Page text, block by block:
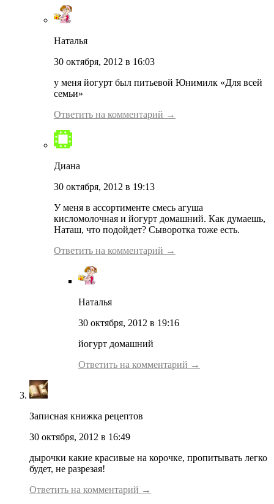
Наталья
30 октября, 2012 в 16:03
у меня йогурт был питьевой Юнимилк «Для всей
семьи»
Ответить на комментарий →
Диана
30 октября, 2012 в 19:13
У меня в ассортименте смесь агуша
кисломолочная и йогурт домашний. Как думаешь,
Наташ, что подойдет? Сыворотка тоже есть.
Ответить на комментарий →
Наталья
30 октября, 2012 в 19:16
йогурт домашний
Ответить на комментарий →
Записная книжка рецептов
30 октября, 2012 в 16:49
дырочки какие красивые на корочке, пропитывать легко
будет, не разрезая!
Ответить на комментарий →